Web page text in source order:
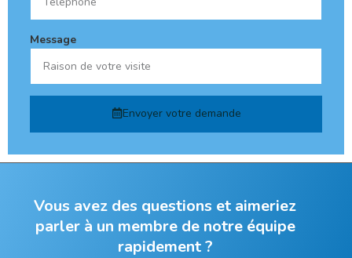
Message
Envoyer votre demande
Vous avez des questions et aimeriez
parler à un membre de notre équipe
rapidement ?